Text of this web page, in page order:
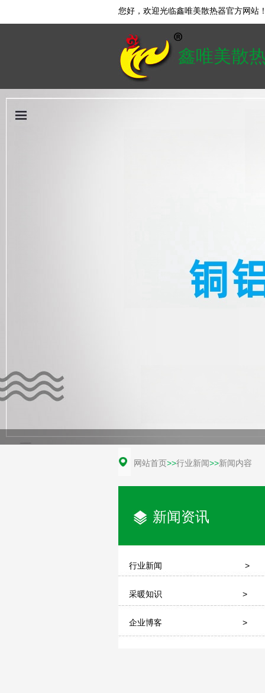
您好，欢迎光临鑫唯美散热器官方网站
鑫唯美散
网站首页>>行业新闻>>新闻内容
新闻资讯
行业新闻 >
采暖知识 >
企业博客 >